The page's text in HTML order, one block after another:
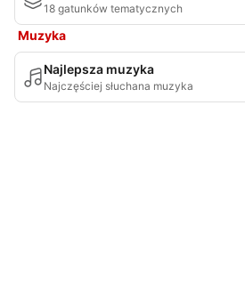
18 gatunków tematycznych
Muzyka
Najlepsza muzyka
Najczęściej słuchana muzyka